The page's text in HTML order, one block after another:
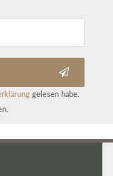
gelesen habe.